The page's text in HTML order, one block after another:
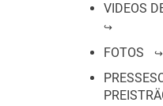
VIDEOS
FOTOS